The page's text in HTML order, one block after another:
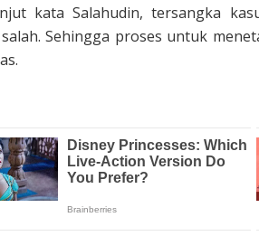
kata Salahudin, tersangka
Sehingga proses untuk